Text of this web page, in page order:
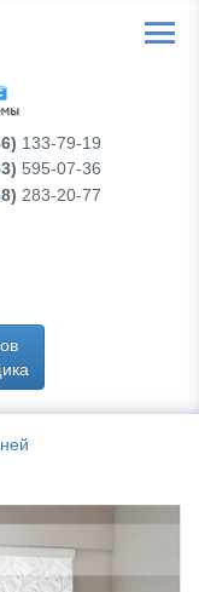
133-79-19
595-07-36
283-20-77